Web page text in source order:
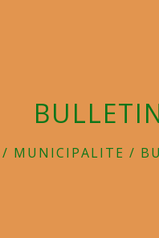
/ MUNICIPALITE /